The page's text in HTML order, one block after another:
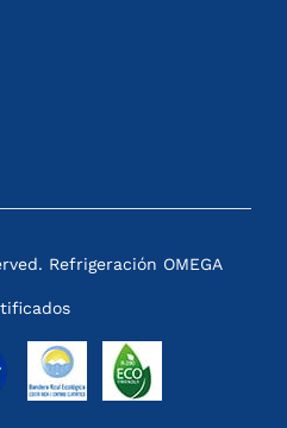
Refrigeración OMEGA